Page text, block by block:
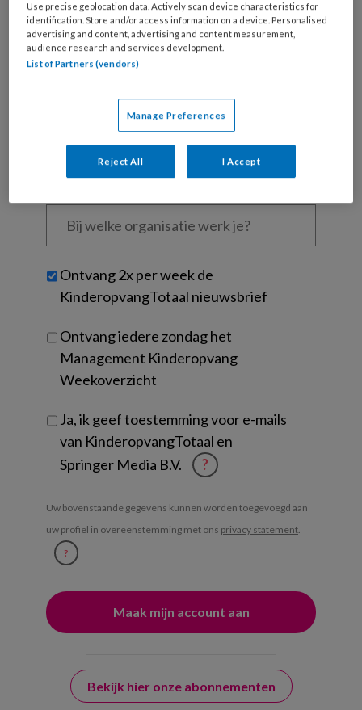
Wat
is
je
e-
wachtwoord* *
functie *
Bij
welke
je?
Untitled
Ontvang 2x per week de
KinderopvangTotaal nieuwsbrief
Ontvang iedere zondag het
Management Kinderopvang
Weekoverzicht
Ja, ik geef toestemming voor e-mails
van KinderopvangTotaal en
Springer Media B.V.
?
Uw bovenstaande gegevens kunnen worden toegevoegd aan
uw profiel in overeenstemming met ons privacy statement.
?
Bekijk hier onze abonnementen
Use precise geolocation data. Actively scan device characteristics for
identification. Store and/or access information on a device. Personalised
advertising and content, advertising and content measurement,
audience research and services development.
List of Partners (vendors)
Manage Preferences
Reject All I Accept